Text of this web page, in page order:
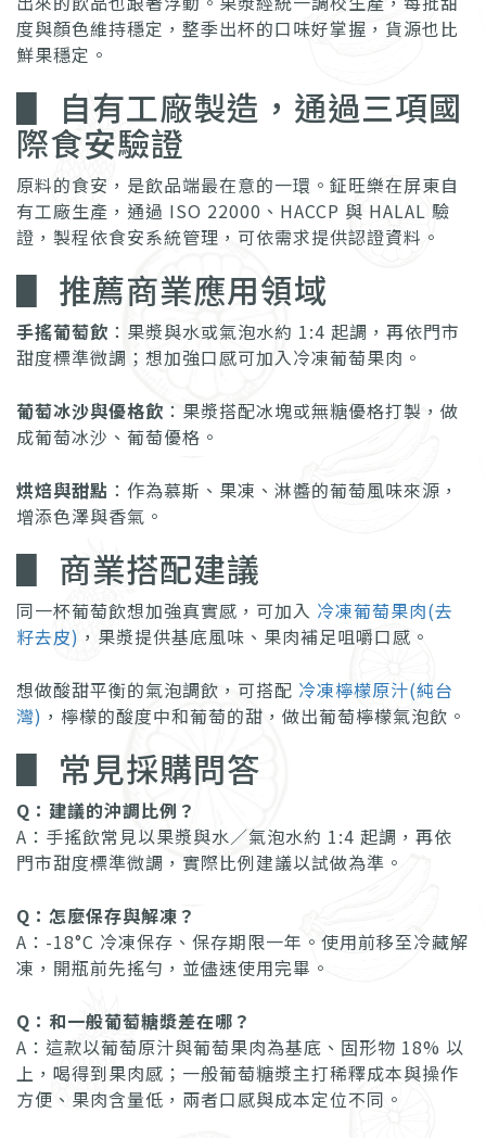
度與顏色維持穩定，整季出杯的口味好掌握，貨源也比
鮮果穩定。
▋ 自有工廠製造，通過三項國
際食安驗證
原料的食安，是飲品端最在意的一環。鉦旺樂在屏東自
有工廠生產，通過 ISO 22000、HACCP 與 HALAL 驗
證，製程依食安系統管理，可依需求提供認證資料。
▋ 推薦商業應用領域
手搖葡萄飲 ：果漿與水或氣泡水約 1:4 起調，再依門市
甜度標準微調；想加強口感可加入冷凍葡萄果肉。
葡萄冰沙與優格飲 ：果漿搭配冰塊或無糖優格打製，做
成葡萄冰沙、葡萄優格。
烘焙與甜點 ：作為慕斯、果凍、淋醬的葡萄風味來源，
增添色澤與香氣。
▋ 商業搭配建議
同一杯葡萄飲想加強真實感，可加入 冷凍葡萄果肉(去
籽去皮) ，果漿提供基底風味、果肉補足咀嚼口感。
想做酸甜平衡的氣泡調飲，可搭配 冷凍檸檬原汁(純台
灣) ，檸檬的酸度中和葡萄的甜，做出葡萄檸檬氣泡飲。
▋ 常見採購問答
Q：建議的沖調比例？
A：手搖飲常見以果漿與水／氣泡水約 1:4 起調，再依
門市甜度標準微調，實際比例建議以試做為準。
Q：怎麼保存與解凍？
A：-18°C 冷凍保存、保存期限一年。使用前移至冷藏解
凍，開瓶前先搖勻，並儘速使用完畢。
Q：和一般葡萄糖漿差在哪？
A：這款以葡萄原汁與葡萄果肉為基底、固形物 18% 以
上，喝得到果肉感；一般葡萄糖漿主打稀釋成本與操作
方便、果肉含量低，兩者口感與成本定位不同。